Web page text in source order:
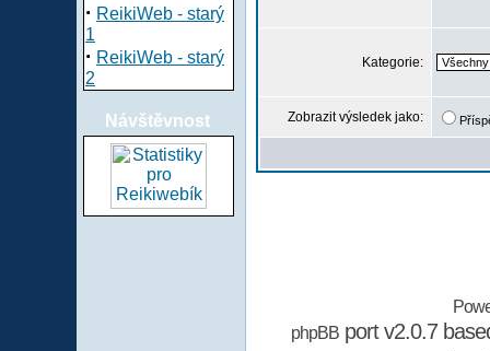
· ReikiWeb - starý
1
· ReikiWeb - starý
2
Návštěvnost
Kategorie:
Zobrazit výsledek jako:
phpBBport v2.0.7